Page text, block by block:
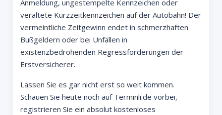
Anmeldung, ungestempelte Kennzeichen oder
veraltete Kurzzeitkennzeichen auf der Autobahn! Der
vermeintliche Zeitgewinn endet in schmerzhaften
Bußgeldern oder bei Unfällen in
existenzbedrohenden Regressforderungen der
Erstversicherer.
Lassen Sie es gar nicht erst so weit kommen.
Schauen Sie heute noch auf Terminli.de vorbei,
registrieren Sie ein absolut kostenloses